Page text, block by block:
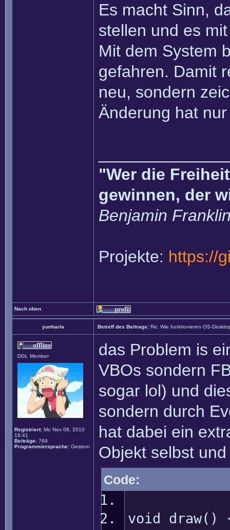
Es macht Sinn,
stellen und es
Mit dem System
gefahren. Damit
neu, sondern
Änderung hat
"Wer die
gewinnen, der
Benjamin
Projekte: https://
Nach oben
yunharla Betreff des Beitrags: Re: Wie funktionieren OS-
DGL Member
Registriert: Mo Nov 08, 2010
18:41
Beiträge: 769
Programmiersprache: Gestern
das Problem is
VBOs sondern
sogar lol) und
sondern durch
hat dabei ein
Objekt selbst
Code:
void draw()